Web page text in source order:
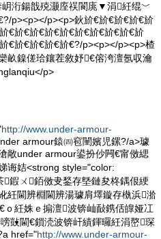
洐鍚戠殑灏庢祦閬庣▼涓紝绲﹀
p><p></p><p>鈥斺€斺€斺€斺€斺
€斺€斺€斺€斺€斺€斺€斺€斺€斺
€斺€斺€斺€斺€?/p><p></p><p>楂
畝鎳傞珨鑲茬敘妤€傛洿澶氬収瀹
p>
http://www.under-armour-
armour鎱㈣窇闉嬪児鏍?/a>璩
敞under armour鍙扮仯闁€甯傚緦
诲姞<strong style="color:
鍜ㄨ銆傚叏鍫存墍鏈夋柊鍝佷綆
紝閫辨棩閫辨湯璩肩墿鏇存槸浜湁
紝姝ｅ搧澶波锛屾敮鎸佸皥娅冮
敱閫€鎻涜波锛屽績鍕曪紝涓嶅琛
href="http://www.under-armour-